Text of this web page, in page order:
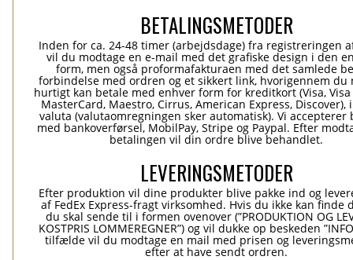
BETALINGSMETODER
Inden for ca. 24-48 timer (arbejdsdage) fra registreringen
vil du modtage en e-mail med det grafiske design i den
form, men også proformafakturaen med det samlede
forbindelse med ordren og et sikkert link, hvorigennem du
hurtigt kan betale med enhver form for kreditkort (Visa, Visa
MasterCard, Maestro, Cirrus, American Express, Discover),
valuta (valutaomregningen sker automatisk). Vi accepterer
med bankoverførsel, MobilPay, Stripe og Paypal. Efter
betalingen vil din ordre blive behandlet.
LEVERINGSMETODER
Efter produktion vil dine produkter blive pakke ind og
af FedEx Express-fragt virksomhed. Hvis du ikke kan finde
du skal sende til i formen ovenover (”PRODUKTION OG
KOSTPRIS LOMMEREGNER”) og vil dukke op beskeden
tilfælde vil du modtage en mail med prisen og
efter at have sendt ordren.